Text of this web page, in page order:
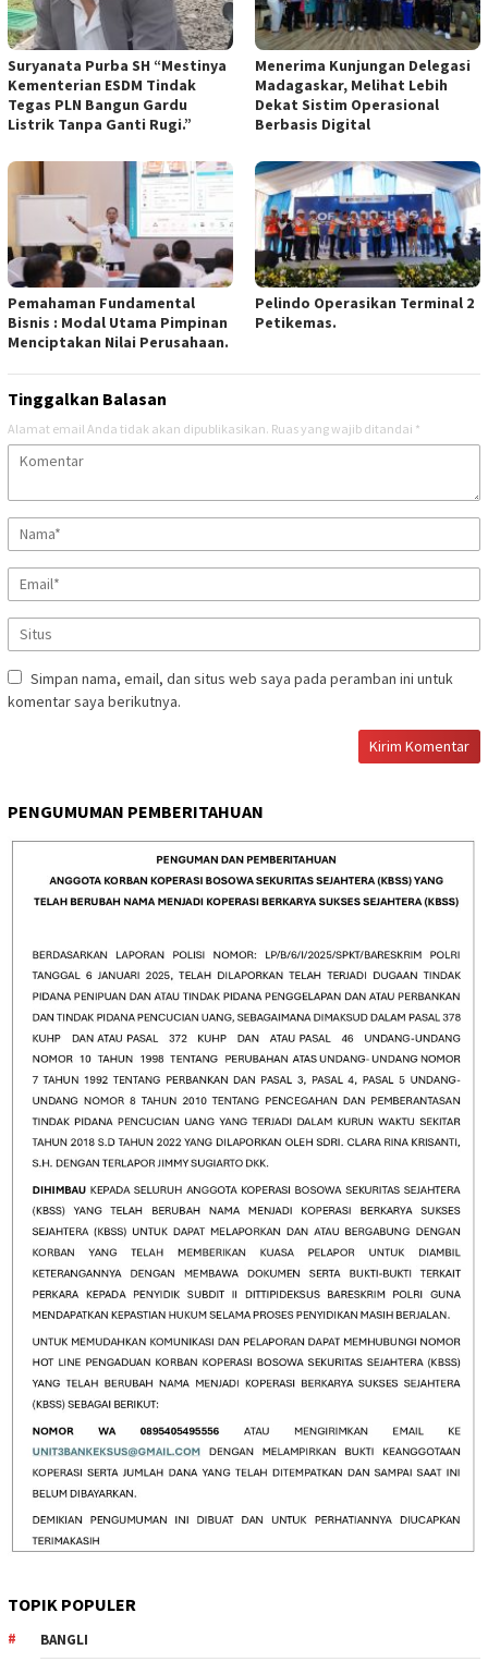
Suryanata Purba SH “Mestinya
Kementerian ESDM Tindak
Tegas PLN Bangun Gardu
Listrik Tanpa Ganti Rugi.”
Menerima Kunjungan Delegasi
Madagaskar, Melihat Lebih
Dekat Sistim Operasional
Berbasis Digital ‎
‎Pemahaman Fundamental
Bisnis : Modal Utama Pimpinan
Menciptakan Nilai Perusahaan.
‎Pelindo Operasikan Terminal 2
Petikemas. ‎
Tinggalkan Balasan
Alamat email Anda tidak akan dipublikasikan. Ruas yang wajib ditandai *
Simpan nama, email, dan situs web saya pada peramban ini untuk
komentar saya berikutnya.
PENGUMUMAN PEMBERITAHUAN
TOPIK POPULER
BANGLI